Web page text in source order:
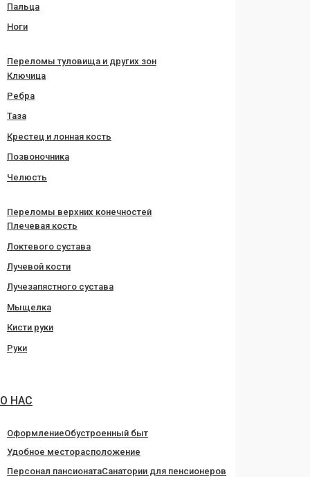
Пальца
Ноги
Переломы туловища и других зон
Ключица
Ребра
Таза
Крестец и лонная кость
Позвоночника
Челюсть
Переломы верхних конечностей
Плечевая кость
Локтевого сустава
Лучевой кости
Лучезапястного сустава
Мыщелка
Кисти руки
Руки
О НАС
ОформлениеОбустроенный быт
Удобное месторасположение
Персонал пансионатаСанатории для пенсионеров